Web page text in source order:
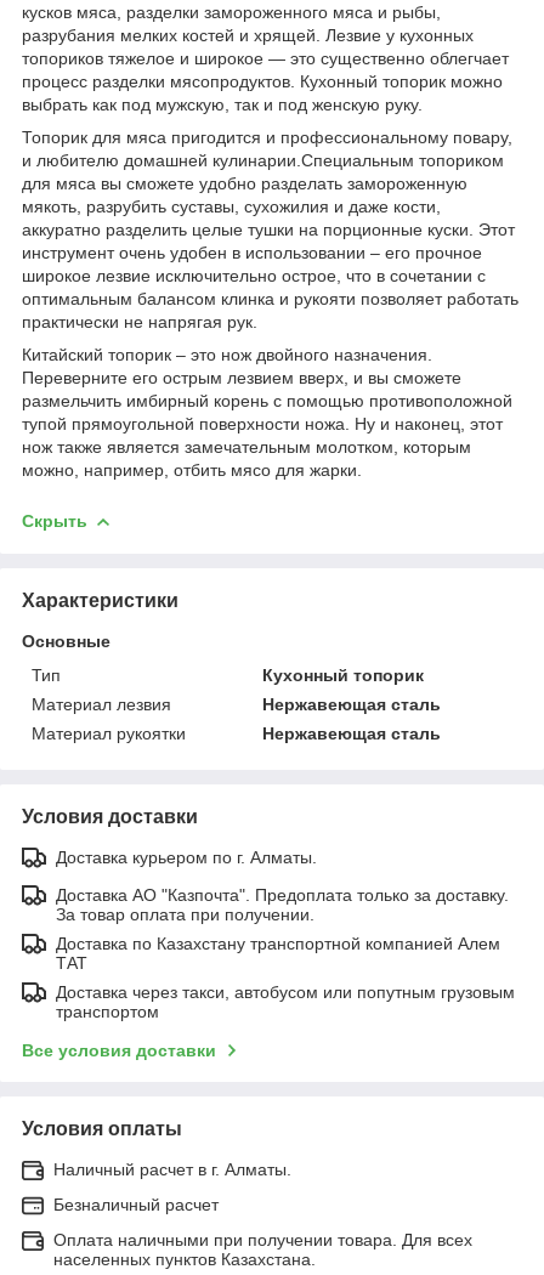
кусков мяса, разделки замороженного мяса и рыбы,
разрубания мелких костей и хрящей. Лезвие у кухонных
топориков тяжелое и широкое — это существенно облегчает
процесс разделки мясопродуктов. Кухонный топорик можно
выбрать как под мужскую, так и под женскую руку.
Топорик для мяса пригодится и профессиональному повару,
и любителю домашней кулинарии.Специальным топориком
для мяса вы сможете удобно разделать замороженную
мякоть, разрубить суставы, сухожилия и даже кости,
аккуратно разделить целые тушки на порционные куски. Этот
инструмент очень удобен в использовании – его прочное
широкое лезвие исключительно острое, что в сочетании с
оптимальным балансом клинка и рукояти позволяет работать
практически не напрягая рук.
Китайский топорик – это нож двойного назначения.
Переверните его острым лезвием вверх, и вы сможете
размельчить имбирный корень с помощью противоположной
тупой прямоугольной поверхности ножа. Ну и наконец, этот
нож также является замечательным молотком, которым
можно, например, отбить мясо для жарки.
Скрыть
Характеристики
Основные
Тип
Кухонный топорик
Материал лезвия
Нержавеющая сталь
Материал рукоятки
Нержавеющая сталь
Условия доставки
Доставка курьером по г. Алматы.
Доставка АО "Казпочта". Предоплата только за доставку.
За товар оплата при получении.
Доставка по Казахстану транспортной компанией Алем
ТАТ
Доставка через такси, автобусом или попутным грузовым
транспортом
Все условия доставки
Условия оплаты
Наличный расчет в г. Алматы.
Безналичный расчет
Оплата наличными при получении товара. Для всех
населенных пунктов Казахстана.